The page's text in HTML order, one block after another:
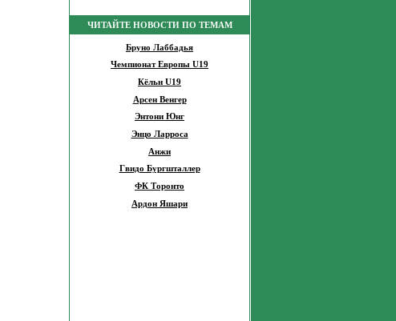
ЧИТАЙТЕ НОВОСТИ ПО ТЕМАМ
Бруно Лаббадья
Чемпионат Европы U19
Кёльн U19
Арсен Венгер
Энтони Юнг
Энцо Ларроса
Анжи
Гвидо Бургшталлер
ФК Торонто
Ардон Яшари